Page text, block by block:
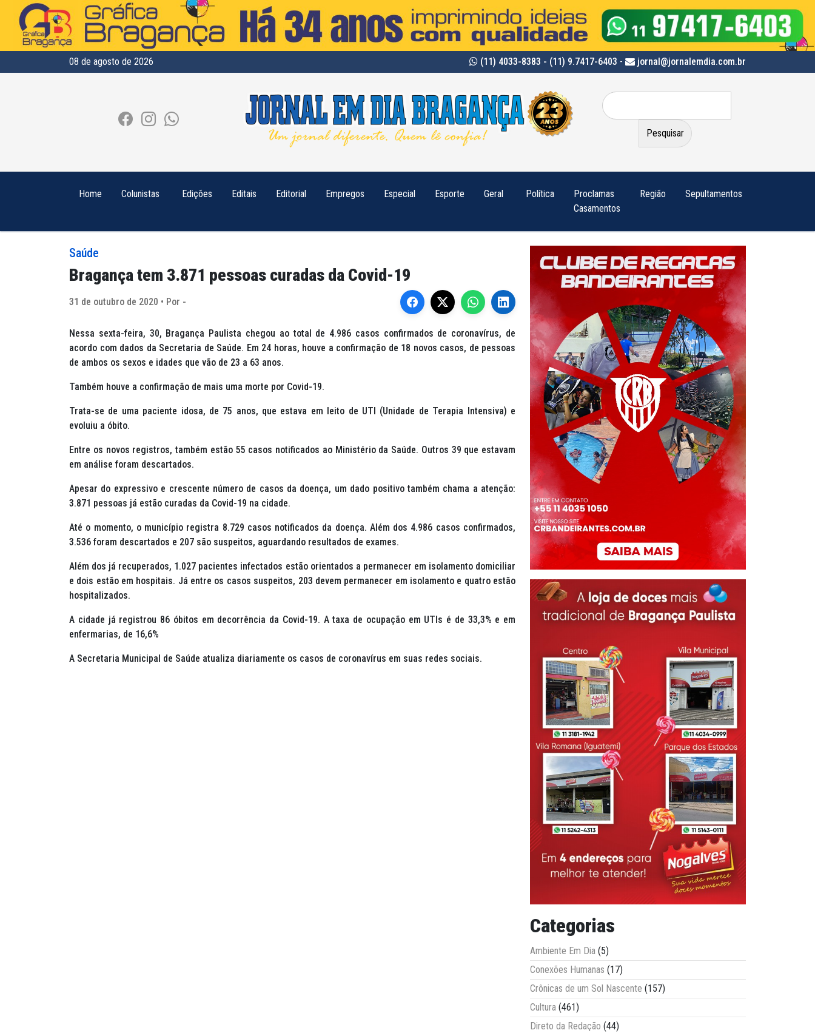
08 de agosto de 2026 (11) 4033-8383 - (11) 9.7417-6403 - jornal@jornalemdia.com.br
Pesquisar
por:
Home Colunistas Edições Editais Editorial Empregos Especial Esporte Geral Política
Proclamas
Casamentos
Região Sepultamentos
Saúde
Bragança tem 3.871 pessoas curadas da Covid-19
31 de outubro de 2020 • Por -
Nessa sexta-feira, 30, Bragança Paulista chegou ao total de 4.986 casos confirmados de coronavírus, de
acordo com dados da Secretaria de Saúde. Em 24 horas, houve a confirmação de 18 novos casos, de pessoas
de ambos os sexos e idades que vão de 23 a 63 anos.
Também houve a confirmação de mais uma morte por Covid-19.
Trata-se de uma paciente idosa, de 75 anos, que estava em leito de UTI (Unidade de Terapia Intensiva) e
evoluiu a óbito.
Entre os novos registros, também estão 55 casos notificados ao Ministério da Saúde. Outros 39 que estavam
em análise foram descartados.
Apesar do expressivo e crescente número de casos da doença, um dado positivo também chama a atenção:
3.871 pessoas já estão curadas da Covid-19 na cidade.
Até o momento, o município registra 8.729 casos notificados da doença. Além dos 4.986 casos confirmados,
3.536 foram descartados e 207 são suspeitos, aguardando resultados de exames.
Além dos já recuperados, 1.027 pacientes infectados estão orientados a permanecer em isolamento domiciliar
e dois estão em hospitais. Já entre os casos suspeitos, 203 devem permanecer em isolamento e quatro estão
hospitalizados.
A cidade já registrou 86 óbitos em decorrência da Covid-19. A taxa de ocupação em UTIs é de 33,3% e em
enfermarias, de 16,6%
A Secretaria Municipal de Saúde atualiza diariamente os casos de coronavírus em suas redes sociais.
Categorias
Ambiente Em Dia (5)
Conexões Humanas (17)
Crônicas de um Sol Nascente (157)
Cultura (461)
Direto da Redação (44)